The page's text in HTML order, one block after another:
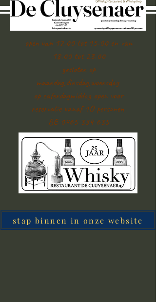
open van 12.00 tot 15.00 en van
18.00 tot 23.00
gesloten op
maandag,dinsdag,woensdag
op zaterdagmiddag open voor
reservatie vanaf 1O personen
BE 0465 334 635
stap binnen in onze website